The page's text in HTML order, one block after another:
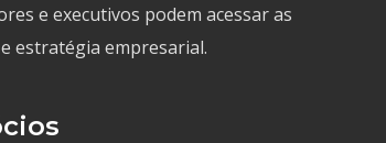
e executivos podem acessar as
estratégia empresarial.